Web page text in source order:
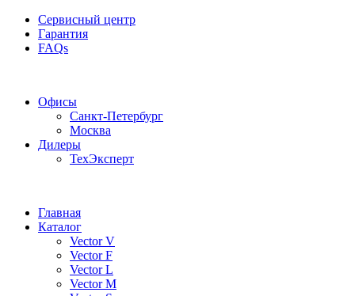
Сервисный центр
Гарантия
FAQs
Офисы
Санкт-Петербург
Москва
Дилеры
ТехЭксперт
Главная
Каталог
Vector V
Vector F
Vector L
Vector M